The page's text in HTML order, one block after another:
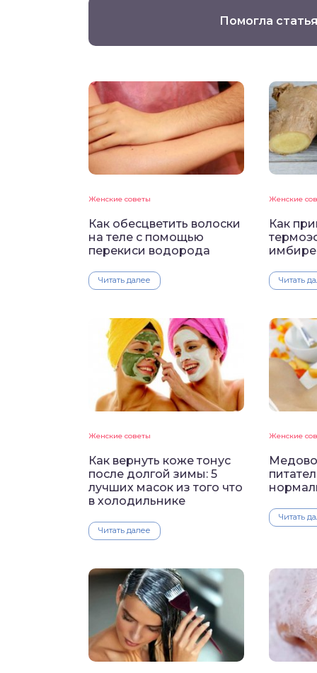
Помогла
Женские советы
Как обесцветить волоски
на теле с помощью
перекиси водорода
Читать далее
Женские
Как
имбире
Читать
Женские советы
Как вернуть коже тонус
после долгой зимы: 5
лучших масок из того что
в холодильнике
Читать далее
Женские
Читать